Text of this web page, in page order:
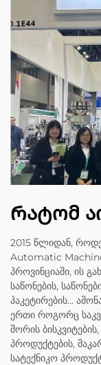
Რატომ
2015 წლიდან,
Automatic
პროვინციაში, ის
საწონების,
პაკეტირების...
ერთი როგორც
შორის
პროდუქტების,
სატექნიკო